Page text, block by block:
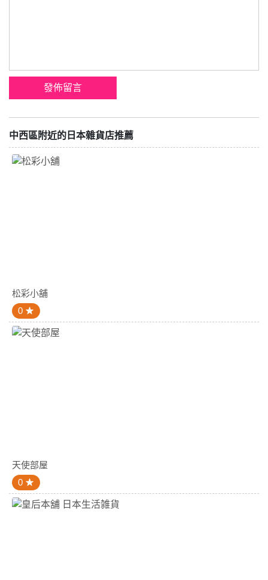
中西區附近的日本雜貨店推薦
松彩小舖
0
天使部屋
0